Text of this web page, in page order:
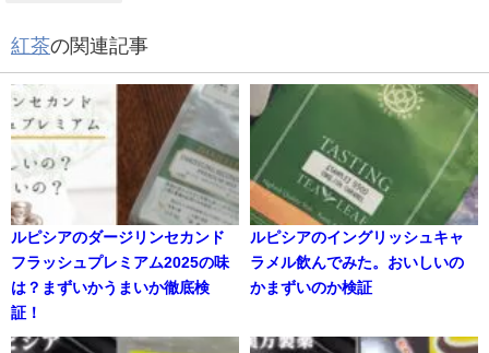
紅茶の関連記事
ルピシアのダージリンセカンド
フラッシュプレミアム2025の味
は？まずいかうまいか徹底検
証！
ルピシアのイングリッシュキャ
ラメル飲んでみた。おいしいの
かまずいのか検証